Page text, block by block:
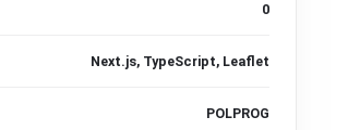
0
Next.js, TypeScript, Leaflet
POLPROG